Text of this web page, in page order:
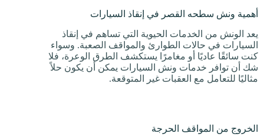
أهمية ونش سطحه القصر في إنقاذ السيارات
يعد الونش من الخدمات الحيوية التي تساهم في إنقاذ
السيارات في حالات الطوارئ والمواقف الصعبة. وسواء
كنت سائقًا عاديًا أو مغامرًا يستكشف الطرق الوعرة، فلا
شك أن توافر خدمات ونش السيارات يمكن أن يكون حلاً
مثاليًا للتعامل مع العقبات غير المتوقعة.
الخروج من المواقف الحرجة